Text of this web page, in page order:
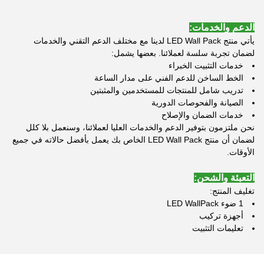
الدعم والخدمات:
يأتي منتج LED Wall Pack لدينا مع مختلف الدعم التقني والخدمات
لضمان تجربة سلسة لعملائنا. بعضها يشمل:
خدمات التثبيت الخبراء
الخط الساخن للدعم الفني على مدار الساعة
تدريب شامل للمنتجات للمستخدمين والمثبتين
الصيانة والفحوصات الدورية
خدمات الضمان والإصلاح
نحن ملتزمون بتوفير الدعم والخدمات العليا لعملائنا، وسنعمل بلا كلل
لضمان أن منتج LED Wall Pack الخاص بك يعمل بأفضل حالاته في جميع
الأوقات.
التعبئة والشحن:
تغليف المنتج:
1 ضوء LED WallPack
أجهزة تركيب
تعليمات التثبيت